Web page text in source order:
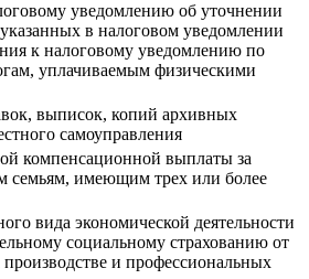
уведомлению об уточнении
в налоговом уведомлении
к налоговому уведомлению по
уплачиваемым физическими
выписок, копий архивных
самоуправления
компенсационной выплаты за
семьям, имеющим трех или более
вида экономической деятельности
социальному страхованию от
производстве и профессиональных